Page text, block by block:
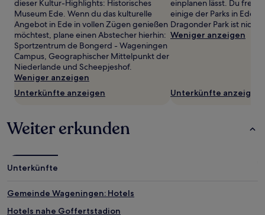
können
zusätzliche
Bedingungen
gelten.
dieser Kultur-Highlights: Historisches
Museum Ede. Wenn du das kulturelle
Angebot in Ede in vollen Zügen genießen
möchtest, plane einen Abstecher hierhin:
Sportzentrum de Bongerd - Wageningen
Campus, Geographischer Mittelpunkt der
Niederlande und Scheepjeshof.
Weniger anzeigen
Unterkünfte anzeigen
einplanen lässt. Du
einige der Parks in Ede
Dragonder Park ist nicht
Weniger anzeigen
Unterkünfte anzeigen
Weiter erkunden
Unterkünfte
Gemeinde Wageningen: Hotels
Hotels nahe Goffertstadion